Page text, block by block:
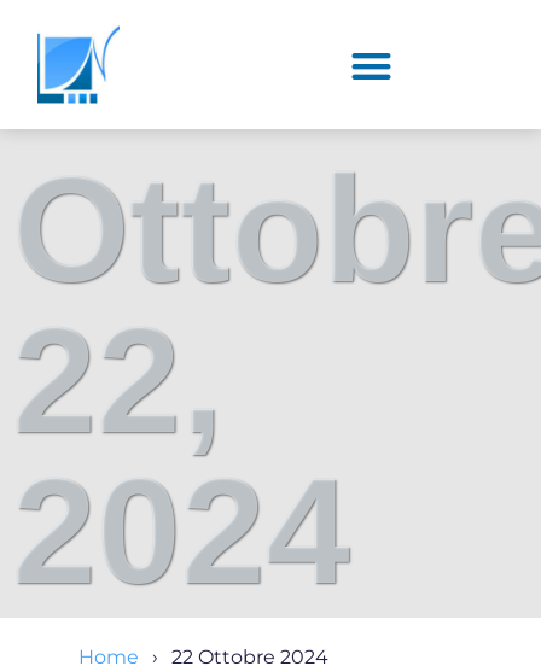
22,
2024
Home 22 Ottobre 2024